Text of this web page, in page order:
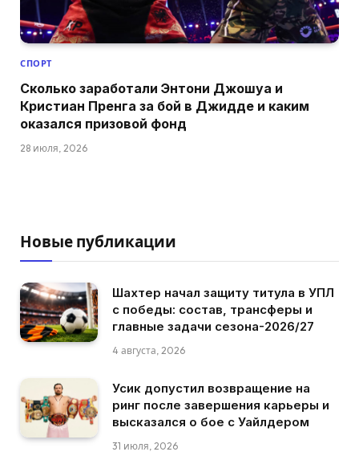
СПОРТ
Сколько заработали Энтони Джошуа и
Кристиан Пренга за бой в Джидде и каким
оказался призовой фонд
28 июля, 2026
Новые публикации
Шахтер начал защиту титула в УПЛ
с победы: состав, трансферы и
главные задачи сезона-2026/27
4 августа, 2026
Усик допустил возвращение на
ринг после завершения карьеры и
высказался о бое с Уайлдером
31 июля, 2026